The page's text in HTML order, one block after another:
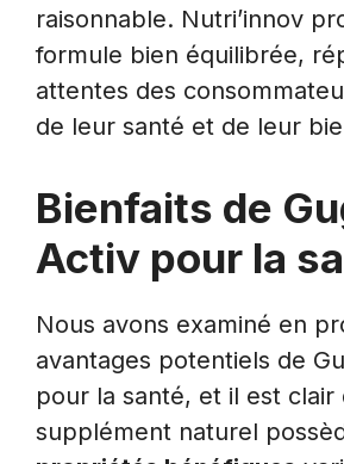
raisonnable. Nutri’innov
formule bien équilibrée,
attentes des
de leur santé et de leur
Bienfaits de
Activ pour la
Nous avons examiné en
avantages potentiels de
pour la santé, et il est clair
supplément naturel